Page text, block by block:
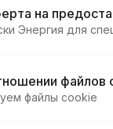
на
Энергия для
файлов
файлы cookie